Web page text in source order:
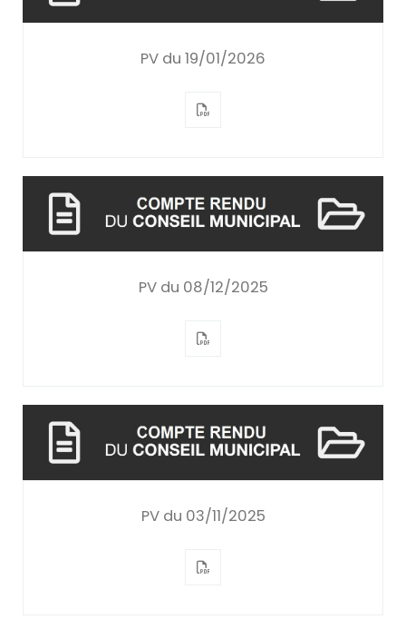
PV du 19/01/2026
PV du 08/12/2025
PV du 03/11/2025